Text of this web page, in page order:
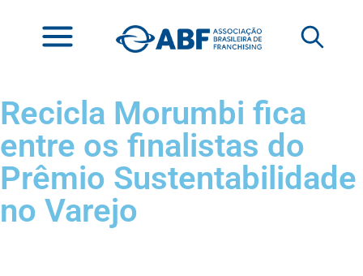
Recicla Morumbi fica
entre os finalistas do
Prêmio Sustentabilidade
no Varejo